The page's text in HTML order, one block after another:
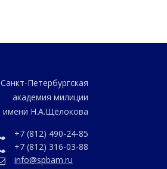
Санкт-Петербургская
академия милиции
имени Н.А.Щёлокова
+7 (812) 490-24-85
+7 (812) 316-03-88
info@spbam.ru